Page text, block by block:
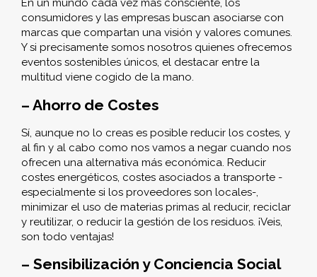
En un mundo cada vez más consciente, los
consumidores y las empresas buscan asociarse con
marcas que compartan una visión y valores comunes.
Y si precisamente somos nosotros quienes ofrecemos
eventos sostenibles únicos, el destacar entre la
multitud viene cogido de la mano.
– Ahorro de Costes
Sí, aunque no lo creas es posible reducir los costes, y
al fin y al cabo como nos vamos a negar cuando nos
ofrecen una alternativa más económica. Reducir
costes energéticos, costes asociados a transporte -
especialmente si los proveedores son locales-,
minimizar el uso de materias primas al reducir, reciclar
y reutilizar, o reducir la gestión de los residuos. ¡Veis,
son todo ventajas!
– Sensibilización y Conciencia Social